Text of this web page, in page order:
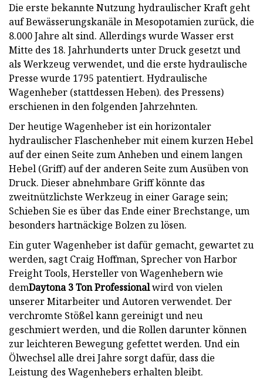
Die erste bekannte Nutzung hydraulischer Kraft geht
auf Bewässerungskanäle in Mesopotamien zurück, die
8.000 Jahre alt sind. Allerdings wurde Wasser erst
Mitte des 18. Jahrhunderts unter Druck gesetzt und
als Werkzeug verwendet, und die erste hydraulische
Presse wurde 1795 patentiert. Hydraulische
Wagenheber (stattdessen Heben). des Pressens)
erschienen in den folgenden Jahrzehnten.
Der heutige Wagenheber ist ein horizontaler
hydraulischer Flaschenheber mit einem kurzen Hebel
auf der einen Seite zum Anheben und einem langen
Hebel (Griff) auf der anderen Seite zum Ausüben von
Druck. Dieser abnehmbare Griff könnte das
zweitnützlichste Werkzeug in einer Garage sein;
Schieben Sie es über das Ende einer Brechstange, um
besonders hartnäckige Bolzen zu lösen.
Ein guter Wagenheber ist dafür gemacht, gewartet zu
werden, sagt Craig Hoffman, Sprecher von Harbor
Freight Tools, Hersteller von Wagenhebern wie
demDaytona 3 Ton Professionalwird von vielen
unserer Mitarbeiter und Autoren verwendet. Der
verchromte Stößel kann gereinigt und neu
geschmiert werden, und die Rollen darunter können
zur leichteren Bewegung gefettet werden. Und ein
Ölwechsel alle drei Jahre sorgt dafür, dass die
Leistung des Wagenhebers erhalten bleibt.